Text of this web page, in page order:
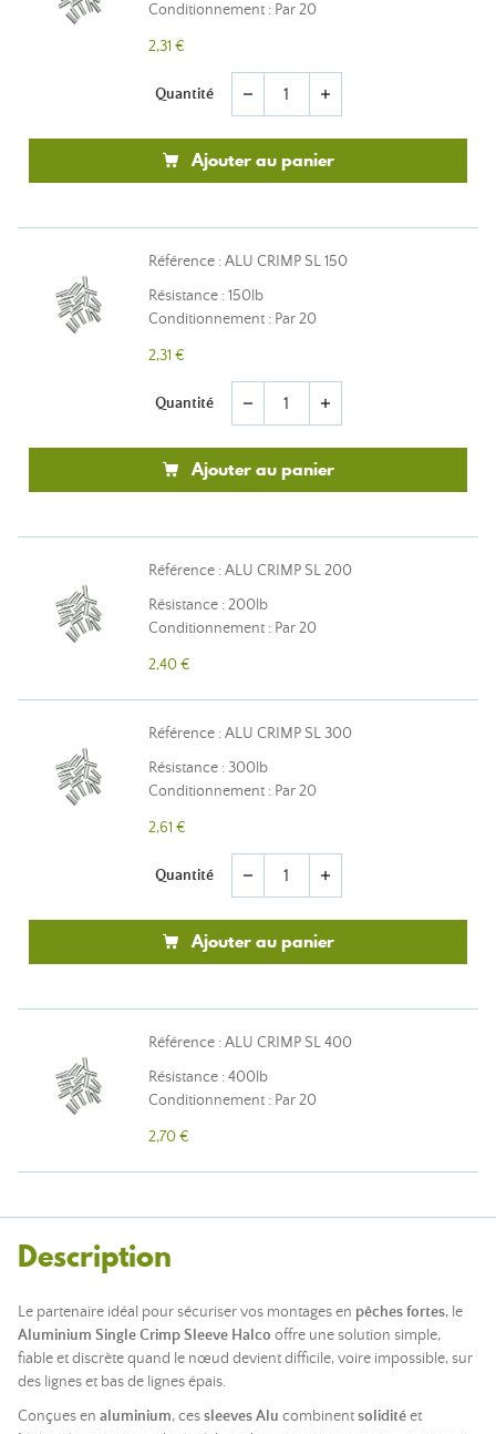
Conditionnement : Par 20
2,31 €
Quantité remove add
Ajouter au panier
Référence : ALU CRIMP SL 150
Résistance : 150lb
Conditionnement : Par 20
2,31 €
Quantité remove add
Ajouter au panier
Référence : ALU CRIMP SL 200
Résistance : 200lb
Conditionnement : Par 20
2,40 €
Référence : ALU CRIMP SL 300
Résistance : 300lb
Conditionnement : Par 20
2,61 €
Quantité remove add
Ajouter au panier
Référence : ALU CRIMP SL 400
Résistance : 400lb
Conditionnement : Par 20
2,70 €
Description
Le partenaire idéal pour sécuriser vos montages en pêches fortes, le
Aluminium Single Crimp Sleeve Halco offre une solution simple,
fiable et discrète quand le nœud devient difficile, voire impossible, sur
des lignes et bas de lignes épais.
Conçues en aluminium, cessleeves Alu combinentsoliditéet